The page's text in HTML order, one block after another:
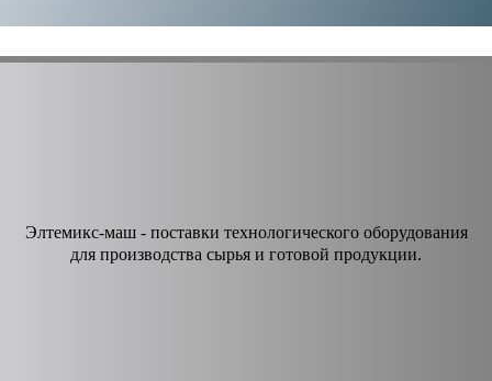
Элтемикс-маш - поставки технологического оборудования
для производства сырья и готовой продукции.